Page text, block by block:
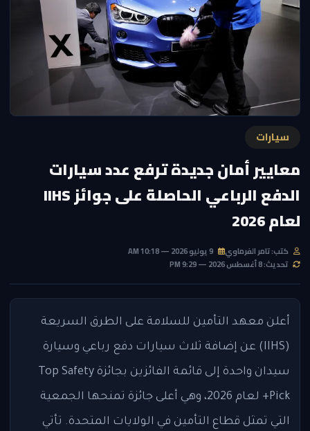
سيارات
معايير أمان جديدة ترفع عدد سيارات
الدفع الرباعي الحاصلة على جوائز IIHS
لعام 2026
كتب: تامر الفرماوي
تحديث: 8 أغسطس 2026 — 9:29 PM
أعلن معهد التأمين للسلامة على الطرق السريعة
(IIHS) عن إضافة ثلاث سيارات دفع رباعي وسيارة
سيدان واحدة إلى قائمة الفائزين بجائزة Top Safety
Pick+ لعام 2026، وهي أعلى جائزة تمنحها الجمعية
التي تمثل قطاع التأمين في الولايات المتحدة. تأتي